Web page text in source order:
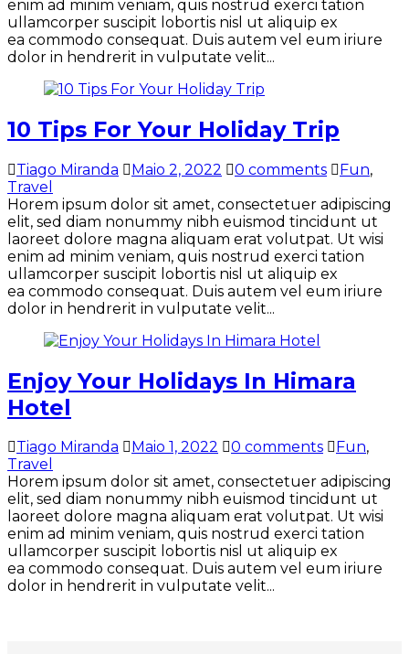
enim ad minim veniam, quis nostrud exerci tation
ullamcorper suscipit lobortis nisl ut aliquip ex
ea commodo consequat. Duis autem vel eum iriure
dolor in hendrerit in vulputate velit...
10 Tips For Your Holiday Trip
Tiago Miranda Maio 2, 2022 0 comments Fun,
Travel
Horem ipsum dolor sit amet, consectetuer adipiscing
elit, sed diam nonummy nibh euismod tincidunt ut
laoreet dolore magna aliquam erat volutpat. Ut wisi
enim ad minim veniam, quis nostrud exerci tation
ullamcorper suscipit lobortis nisl ut aliquip ex
ea commodo consequat. Duis autem vel eum iriure
dolor in hendrerit in vulputate velit...
Enjoy Your Holidays In Himara
Hotel
Tiago Miranda Maio 1, 2022 0 comments Fun,
Travel
Horem ipsum dolor sit amet, consectetuer adipiscing
elit, sed diam nonummy nibh euismod tincidunt ut
laoreet dolore magna aliquam erat volutpat. Ut wisi
enim ad minim veniam, quis nostrud exerci tation
ullamcorper suscipit lobortis nisl ut aliquip ex
ea commodo consequat. Duis autem vel eum iriure
dolor in hendrerit in vulputate velit...